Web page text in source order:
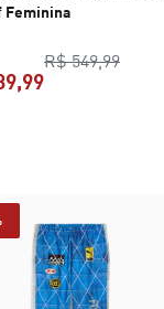
Feminina
R$ 549,99